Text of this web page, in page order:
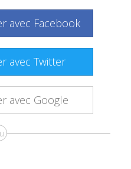
avec Facebook
avec Twitter
avec Google